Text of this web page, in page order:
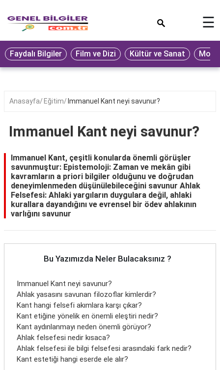
Eğitim
Ekonomi
Seyahat
Oyun
Yaşam
Hukuk
Blog
☰
Faydalı Bilgiler Film ve Dizi Kültür ve Sanat
Anasayfa Eğitim Immanuel Kant neyi savunur?
Immanuel Kant neyi savunur?
Immanuel Kant, çeşitli konularda önemli görüşler
savunmuştur: Epistemoloji: Zaman ve mekân gibi
kavramların a priori bilgiler olduğunu ve doğrudan
deneyimlenmeden düşünülebileceğini savunur Ahlak
Felsefesi: Ahlaki yargıların duygulara değil, ahlaki
kurallara dayandığını ve evrensel bir ödev ahlakının
varlığını savunur
Bu Yazımızda Neler Bulacaksınız ?
Immanuel Kant neyi savunur?
Ahlak yasasını savunan filozoflar kimlerdir?
Kant hangi felsefi akımlara karşı çıkar?
Kant etiğine yönelik en önemli eleştiri nedir?
Kant aydınlanmayı neden önemli görüyor?
Ahlak felsefesi nedir kısaca?
Ahlak felsefesi ile bilgi felsefesi arasındaki fark nedir?
Kant estetiği hangi eserde ele alır?